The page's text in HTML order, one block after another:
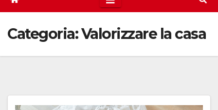
Categoria:Valorizzare la casa